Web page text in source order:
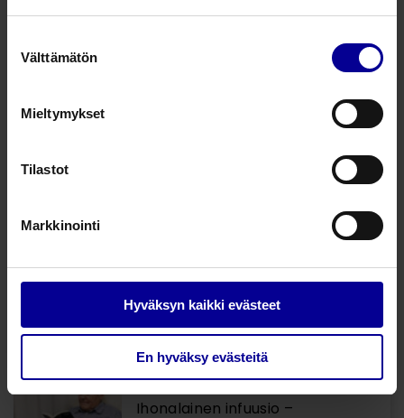
valinta
Välttämätön
Mieltymykset
Tilastot
Markkinointi
Hyväksyn kaikki evästeet
En hyväksy evästeitä
25.11.2024 •Infuusiohoidot
kuuluu kaikille – kuka tahansa
meistä voi olla potilas milloin
ja kivuton subkutaaninen
infuusio?
Tuotepäällikkö, infuusiohoidot
Ihonalainen infuusio –